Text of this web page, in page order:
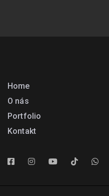
Home
O nás
Portfolio
Kontakt